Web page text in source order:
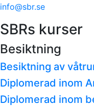
info@sbr.se
SBRs kurser
Besiktning
Besiktning av
Diplomerad inom
Diplomerad inom